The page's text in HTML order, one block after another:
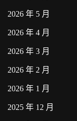
2026 年 5 月
2026 年 4 月
2026 年 3 月
2026 年 2 月
2026 年 1 月
2025 年 12 月